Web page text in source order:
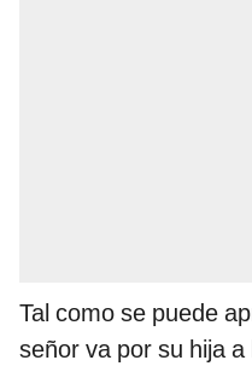
Tal como se puede
señor va por su hija